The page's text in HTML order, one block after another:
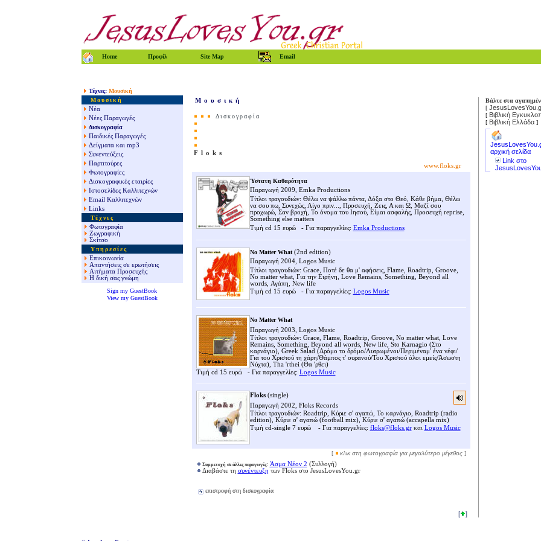
Home Προφίλ Site Map Email
Τέχνες: Μουσική
Μουσική
Νέα
Νέες Παραγωγές
Δισκογραφία
Παιδικές Παραγωγές
Δείγματα και mp3
Συνεντεύξεις
Παρτιτούρες
Φωτογραφίες
Δισκογραφικές εταιρίες
Ιστοσελίδες Καλλιτεχνών
Email Καλλιτεχνών
Links
Τέχνες
Φωτογραφία
Ζωγραφική
Σκίτσο
Υπηρεσίες
Επικοινωνία
Απαντήσεις σε ερωτήσεις
Αιτήματα Προσευχής
Η δική σας γνώμη
Sign my GuestBook
View my GuestBook
Μουσική
Δισκογραφία
Floks
www.floks.gr
Ύστατη Καθαρότητα
Παραγωγή 2009, Emka Productions
Τίτλοι τραγουδιών: Θέλω να ψάλλω πάντα, Δόξα στο Θεό, Κάθε βήμα, Θέλω
να σου πω, Συνεχώς, Λίγο πριν..., Προσευχή, Ζεις, Α και Ω, Μαζί σου
προχωρώ, Σαν βροχή, Το όνομα του Ιησού, Είμαι ασφαλής, Προσευχή reprise,
Something else matters
Τιμή cd 15 ευρώ - Για παραγγελίες: Emka Productions
No Matter What (2nd edition)
Παραγωγή 2004, Logos Music
Τίτλοι τραγουδιών: Grace, Ποτέ δε θα μ' αφήσεις, Flame, Roadtrip, Groove,
No matter what, Για την Ειρήνη, Love Remains, Something, Beyond all
words, Αγάπη, New life
Τιμή cd 15 ευρώ - Για παραγγελίες: Logos Music
No Matter What
Παραγωγή 2003, Logos Music
Τίτλοι τραγουδιών: Grace, Flame, Roadtrip, Groove, No matter what, Love
Remains, Something, Beyond all words, New life, Sto Karnagio (Στο
καρνάγιο), Greek Salad (Δρόμο το δρόμο/Λυτρωμένοι/Περιμέναμ' ένα νέφι/
Για του Χριστού τη χάρη/Θάμπος τ' ουρανού/Του Χριστού όλοι εμείς/Άσωστη
Νύχτα), Tha 'rthei (Θα 'ρθει)
Τιμή cd 15 ευρώ - Για παραγγελίες: Logos Music
Floks (single)
Παραγωγή 2002, Floks Records
Τίτλοι τραγουδιών: Roadtrip, Κύριε σ' αγαπώ, Το καρνάγιο, Roadtrip (radio
edition), Κύριε σ' αγαπώ (football mix), Κύριε σ' αγαπώ (accapella mix)
Τιμή cd-single 7 ευρώ - Για παραγγελίες: floks@floks.grκαι Logos Music
[ κλικ στη φωτογραφία για μεγαλύτερο μέγεθος ]
Συμμετοχή σε άλλες παραγωγές: Άσμα Νέον 2 (Συλλογή)
Διαβάστε τη συνέντευξη των Floks στο JesusLovesYou.gr
επιστροφή στη δισκογραφία
[ ]
Βάλτε στα
[
[ Βιβλική
[ Βιβλική Ελλάδα ]
αρχική σελίδα
Link στο